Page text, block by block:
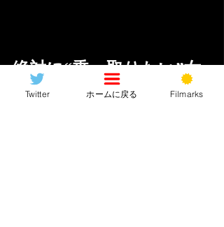
絶対に“乗っ取りたい”女
VS絶対に“乗っ取られた
Twitter ホームに戻る Filmarks